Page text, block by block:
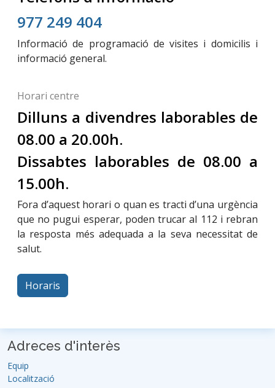
977 249 404
Informació de programació de visites i domicilis i
informació general.
Horari centre
Dilluns a divendres laborables de
08.00 a 20.00h.
Dissabtes laborables de 08.00 a
15.00h.
Fora d’aquest horari o quan es tracti d’una urgència
que no pugui esperar, poden trucar al 112 i rebran
la resposta més adequada a la seva necessitat de
salut.
Horaris
Adreces d'interès
Equip
Localització